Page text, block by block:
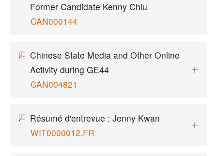
Former Candidate Kenny Chiu
CAN000144
Chinese State Media and Other Online
Activity during GE44
CAN004821
Résumé d'entrevue : Jenny Kwan
WIT0000012.FR